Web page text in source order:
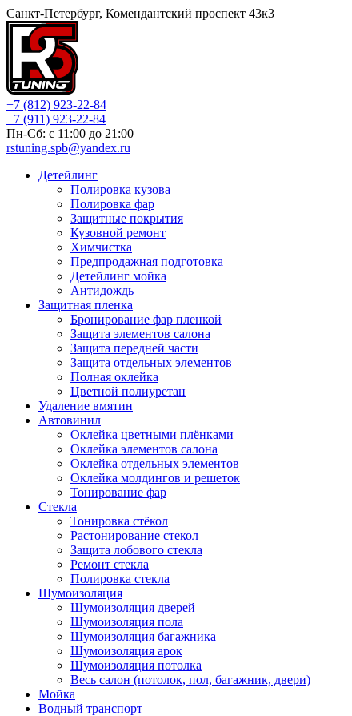
Санкт-Петербург, Комендантский проспект 43к3
+7 (812) 923-22-84
+7 (911) 923-22-84
Пн-Сб: c 11:00 до 21:00
rstuning.spb@yandex.ru
Детейлинг
Полировка кузова
Полировка фар
Защитные покрытия
Кузовной ремонт
Химчистка
Предпродажная подготовка
Детейлинг мойка
Антидождь
Защитная пленка
Бронирование фар пленкой
Защита элементов салона
Защита передней части
Защита отдельных элементов
Полная оклейка
Цветной полиуретан
Удаление вмятин
Автовинил
Оклейка цветными плёнками
Оклейка элементов салона
Оклейка отдельных элементов
Оклейка молдингов и решеток
Тонирование фар
Стекла
Тонировка стёкол
Растонирование стекол
Защита лобового стекла
Ремонт стекла
Полировка стекла
Шумоизоляция
Шумоизоляция дверей
Шумоизоляция пола
Шумоизоляция багажника
Шумоизоляция арок
Шумоизоляция потолка
Весь салон (потолок, пол, багажник, двери)
Мойка
Водный транспорт